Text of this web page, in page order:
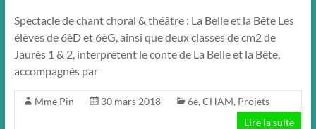
Spectacle de chant choral & théâtre : La Belle et la Bête Les
élèves de 6èD et 6èG, ainsi que deux classes de cm2 de
Jaurès 1 & 2, interprètent le conte de La Belle et la Bête,
accompagnés par
Mme Pin 30 mars 2018 6e, CHAM, Projets
Lire la suite